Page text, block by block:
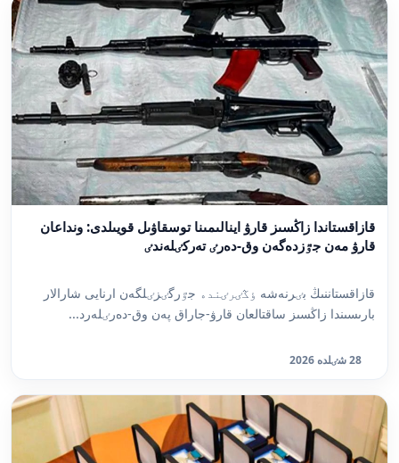
قازاقستاندا زاڭسىز قارۋ اينالىمىنا توسقاۋىل قويىلدى: ونداعان
قارۋ مەن جٷزدەگەن وق-دەرٸ تەركٸلەندٸ
قازاقستاننىڭ بٸرنەشە ٶڭٸرٸندە جٷرگٸزٸلگەن ارنايى شارالار
بارىسىندا زاڭسىز ساقتالعان قارۋ-جاراق پەن وق-دەرٸلەرد...
28 شٸلدە 2026